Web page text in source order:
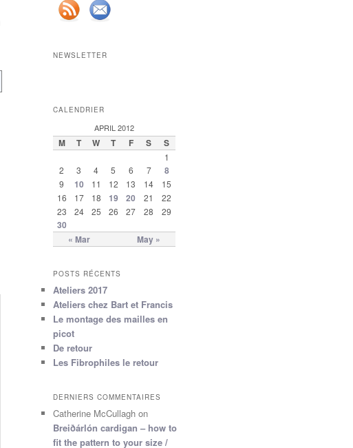
NEWSLETTER
CALENDRIER
APRIL 2012
M T W T F S S
« Mar May »
1
2
3 4 5 6 7 8
9 10 11 12 13 14
15
16
17 18 19 20 21
22
23
24 25 26 27 28 29
30
POSTS RÉCENTS
Ateliers 2017
Ateliers chez Bart et Francis
Le montage des mailles en
picot
De retour
Les Fibrophiles le retour
DERNIERS COMMENTAIRES
Catherine McCullagh on
Breiðárlón cardigan – how to
fit the pattern to your size /